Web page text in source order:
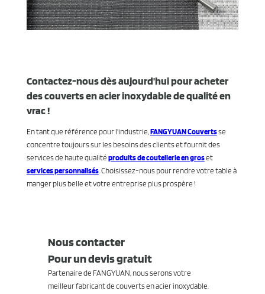
Contactez-nous dès aujourd'hui pour acheter
des couverts en acier inoxydable de qualité en
vrac !
En tant que référence pour l'industrie,FANGYUAN Couvertsse
concentre toujours sur les besoins des clients et fournit des
services de haute qualité produits de coutellerie en groset
services personnalisés. Choisissez-nous pour rendre votre table à
manger plus belle et votre entreprise plus prospère !
Nous contacter
Pour un devis gratuit
Partenaire de FANGYUAN, nous serons votre
meilleur fabricant de couverts en acier inoxydable.